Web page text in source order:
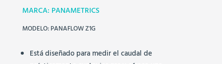
MARCA: PANAMETRICS
MODELO: PANAFLOW Z1G
Está diseñado para medir el caudal de